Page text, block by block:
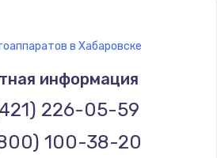
термостата
1200 руб.
Заказать
реле
в Хабаровске
информация
226-05-59
100-38-20